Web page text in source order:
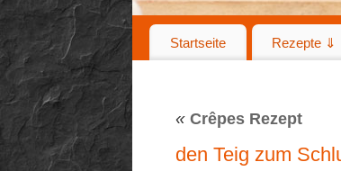
Startseite Rezepte ⇓
« Crêpes Rezept
den Teig zum